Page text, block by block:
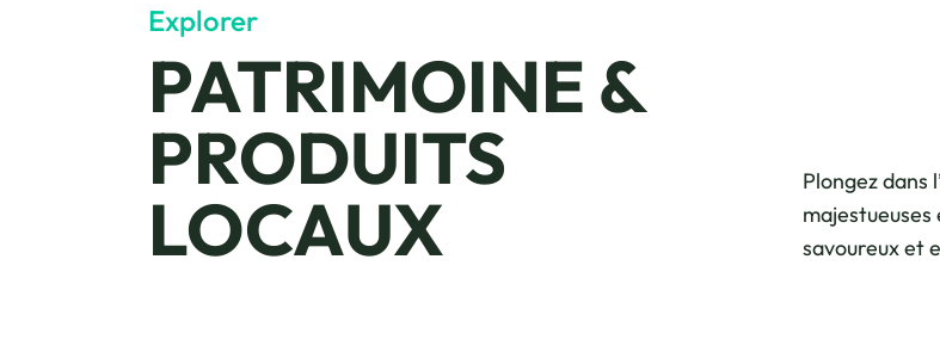
Explorer
PATRIMOINE &
PRODUITS
LOCAUX
Plongez dans
savoureux et